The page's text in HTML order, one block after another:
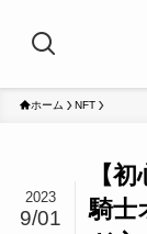
ホーム NFT
【
騎士
2023
9/01